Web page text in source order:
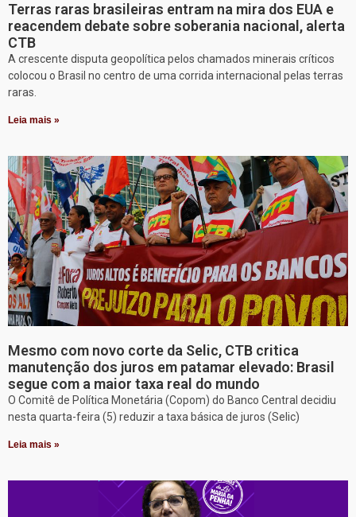
Terras raras brasileiras entram na mira dos EUA e
reacendem debate sobre soberania nacional, alerta
CTB
A crescente disputa geopolítica pelos chamados minerais críticos
colocou o Brasil no centro de uma corrida internacional pelas terras
raras.
Leia mais »
Mesmo com novo corte da Selic, CTB critica
manutenção dos juros em patamar elevado: Brasil
segue com a maior taxa real do mundo
O Comitê de Política Monetária (Copom) do Banco Central decidiu
nesta quarta-feira (5) reduzir a taxa básica de juros (Selic)
Leia mais »